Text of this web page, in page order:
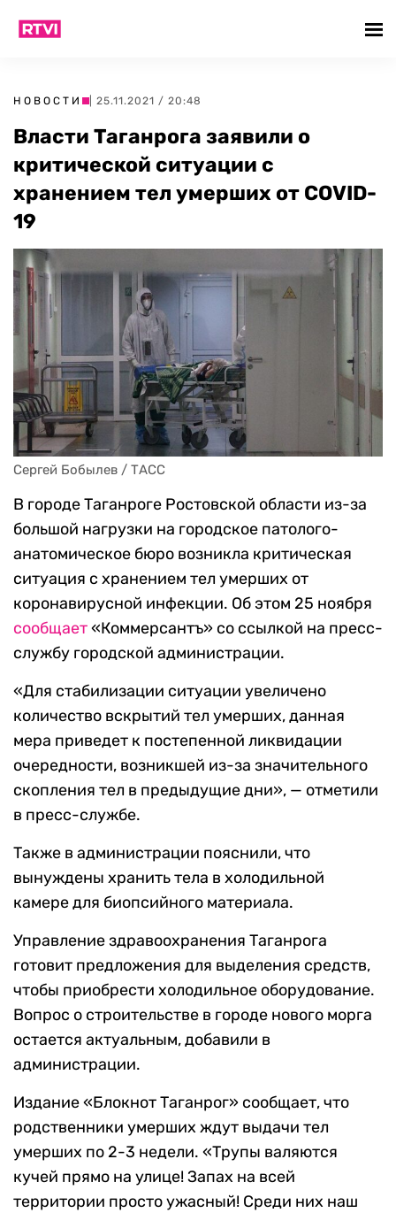
НОВОСТИ | 25.11.2021 / 20:48
Власти Таганрога заявили о
критической ситуации с
хранением тел умерших от COVID-
19
Сергей Бобылев / ТАСС
В городе Таганроге Ростовской области из-за
большой нагрузки на городское патолого-
анатомическое бюро возникла критическая
ситуация с хранением тел умерших от
коронавирусной инфекции. Об этом 25 ноября
сообщает«Коммерсантъ» со ссылкой на пресс-
службу городской администрации.
«Для стабилизации ситуации увеличено
количество вскрытий тел умерших, данная
мера приведет к постепенной ликвидации
очередности, возникшей из-за значительного
скопления тел в предыдущие дни», — отметили
в пресс-службе.
Также в администрации пояснили, что
вынуждены хранить тела в холодильной
камере для биопсийного материала.
Управление здравоохранения Таганрога
готовит предложения для выделения средств,
чтобы приобрести холодильное оборудование.
Вопрос о строительстве в городе нового морга
остается актуальным, добавили в
администрации.
Издание «Блокнот Таганрог» сообщает, что
родственники умерших ждут выдачи тел
умерших по 2-3 недели. «Трупы валяются
кучей прямо на улице! Запах на всей
территории просто ужасный! Среди них наш